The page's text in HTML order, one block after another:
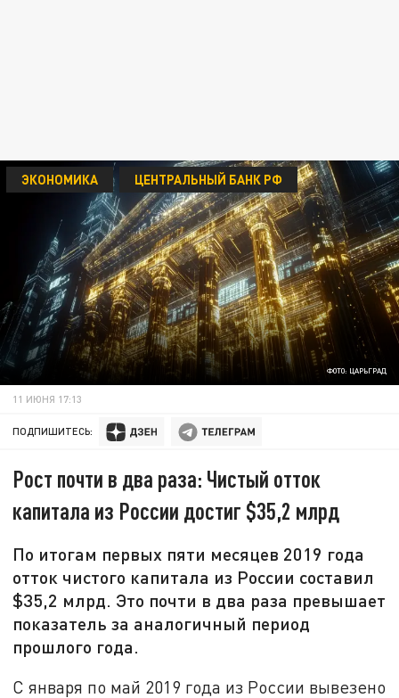
ФОТО: ЦАРЬГРАД
ЭКОНОМИКА ЦЕНТРАЛЬНЫЙ БАНК РФ
11 ИЮНЯ 17:13
ПОДПИШИТЕСЬ:
Рост почти в два раза: Чистый отток
капитала из России достиг $35,2 млрд
По итогам первых пяти месяцев 2019 года
отток чистого капитала из России составил
$35,2 млрд. Это почти в два раза превышает
показатель за аналогичный период
прошлого года.
С января по май 2019 года из России вывезено